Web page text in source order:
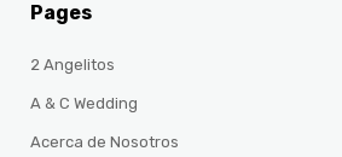
Pages
2 Angelitos
A & C Wedding
Acerca de Nosotros